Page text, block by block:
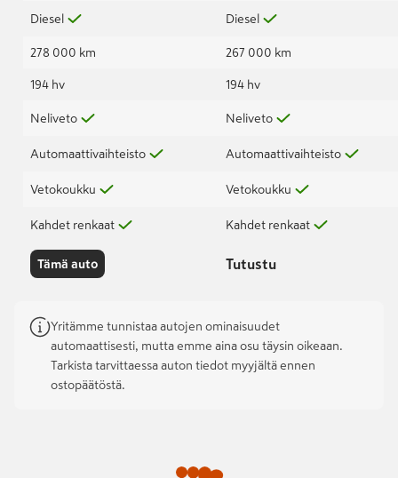
Diesel
278 000 km
194 hv
Neliveto
Automaattivaihteisto
Vetokoukku
Kahdet renkaat
Tämä auto
Diesel
267 000 km
194 hv
Neliveto
Automaattivaihteisto
Vetokoukku
Kahdet renkaat
Tutustu
Yritämme tunnistaa autojen ominaisuudet
automaattisesti, mutta emme aina osu täysin oikeaan.
Tarkista tarvittaessa auton tiedot myyjältä ennen
ostopäätöstä.